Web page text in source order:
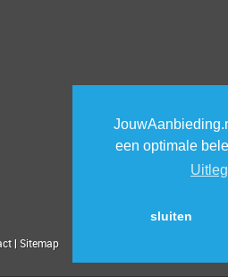
een optimale
sluiten
| Sitemap